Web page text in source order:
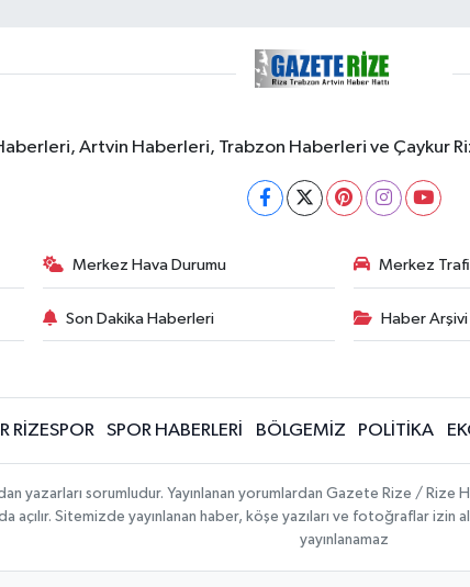
Artvin Haberleri, Trabzon Haberleri ve
Merkez Hava Durumu Merkez
Son Dakika Haberleri Haber Arşivi
RİZESPOR SPOR HABERLERİ BÖLGEMİZ POLİTİKA
yazarları sorumludur. Yayınlanan yorumlardan Gazete Rize /
açılır. Sitemizde yayınlanan haber, köşe yazıları ve fotoğraflar izin
yayınlanamaz